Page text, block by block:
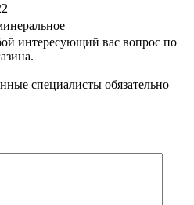
интересующий вас вопрос по
специалисты обязательно